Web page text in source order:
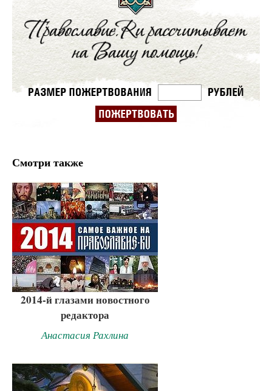
Смотри также
2014-й глазами новостного
редактора
Анастасия Рахлина